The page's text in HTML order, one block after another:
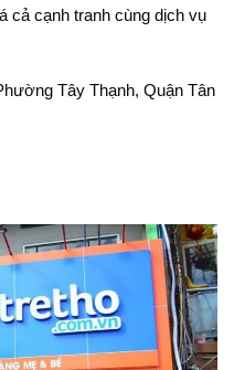
cả cạnh tranh cùng dịch vụ
Tây Thạnh, Quận Tân